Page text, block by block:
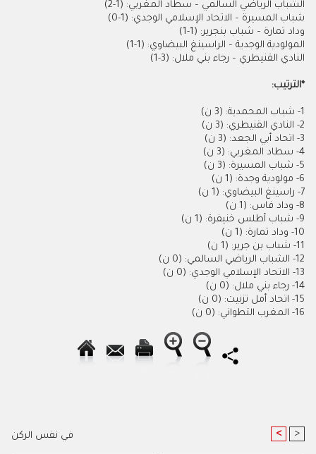
الشباب الرياضي السالمي – سطاد المغربي: (1-2)
شباب المسيرة – الاتحاد الإسلامي الوجدي: (1-0)
وداد تمارة – شباب بنجرير: (1-1)
المولودية الوجدية – الراسينغ البيضاوي: (1-1)
النادي القنيطري – رجاء بني ملال: (3-1)
*الترتيب:
1- شباب المحمدية: (3 ن)
2- النادي القنيطري: (3 ن)
3- اتحاد أبي الجعد: (3 ن)
4- سطاد المغربي: (3 ن)
5- شباب المسيرة: (3 ن)
6- مولودية وجدة: (1 ن)
7- راسينغ البيضاوي: (1 ن)
8- وداد فاس: (1 ن)
9- شباب أطلس خنيفرة: (1 ن)
10- وداد تمارة: (1 ن)
1 1- شباب بن جرير: (1 ن)
12- الشباب الرياضي السالمي: (0 ن)
13- الاتحاد الإسلامي الوجدي: (0 ن)
14- رجاء بني ملال: (0 ن)
15- اتحاد أمل تزنيت: (0 ن)
16- المغرب التطواني: (0 ن)
في نفس الركن < >